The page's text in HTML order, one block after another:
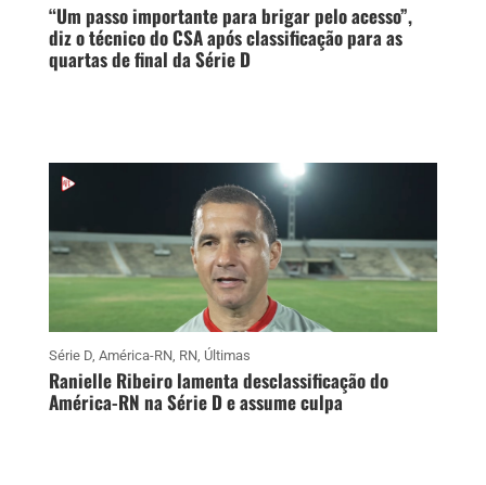
“Um passo importante para brigar pelo acesso”,
diz o técnico do CSA após classificação para as
quartas de final da Série D
Série D, América-RN, RN, Últimas
Ranielle Ribeiro lamenta desclassificação do
América-RN na Série D e assume culpa